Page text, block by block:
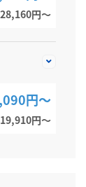
28,160円〜
円～
19,910円〜